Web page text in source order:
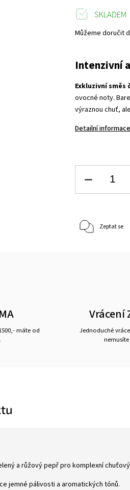
Intenzivní
Exkluzivní
ovocné noty.
výraznou chuť,
Detailní informace
SKLADEM
Můžeme doručit
Zeptat se
máte od
Vrácení
Jednoduché
a růžový pepř pro komplexní
jemné pálivosti a aromatických tónů.